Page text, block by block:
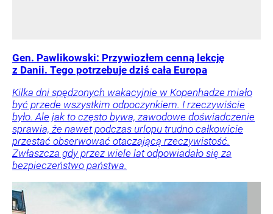
Gen. Pawlikowski: Przywiozłem cenną lekcję
z Danii. Tego potrzebuje dziś cała Europa
Kilka dni spędzonych wakacyjnie w Kopenhadze miało
być przede wszystkim odpoczynkiem. I rzeczywiście
było. Ale jak to często bywa, zawodowe doświadczenie
sprawia, że nawet podczas urlopu trudno całkowicie
przestać obserwować otaczającą rzeczywistość.
Zwłaszcza gdy przez wiele lat odpowiadało się za
bezpieczeństwo państwa.